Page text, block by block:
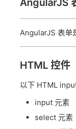
AngularJS
AngularJS 表单
HTML 控件
以下 HTML
input 元素
select 元素